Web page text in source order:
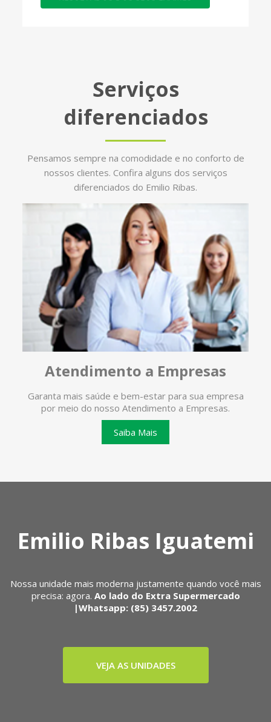
Serviços
diferenciados
Pensamos sempre na comodidade e no conforto de
nossos clientes. Confira alguns dos serviços
diferenciados do Emilio Ribas.
Atendimento a Empresas
Garanta mais saúde e bem-estar para sua empresa
por meio do nosso Atendimento a Empresas.
Saiba Mais
Emilio Ribas Iguatemi
Nossa unidade mais moderna justamente quando você mais
precisa: agora. Ao lado do Extra Supermercado
|Whatsapp: (85) 3457.2002
VEJA AS UNIDADES